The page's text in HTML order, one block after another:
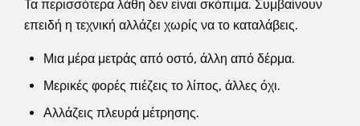
Τα περισσότερα λάθη δεν είναι σκόπιμα. Συμβαίνουν
επειδή η τεχνική αλλάζει χωρίς να το καταλάβεις.
Μια μέρα μετράς από οστό, άλλη από δέρμα.
Μερικές φορές πιέζεις το λίπος, άλλες όχι.
Αλλάζεις πλευρά μέτρησης.